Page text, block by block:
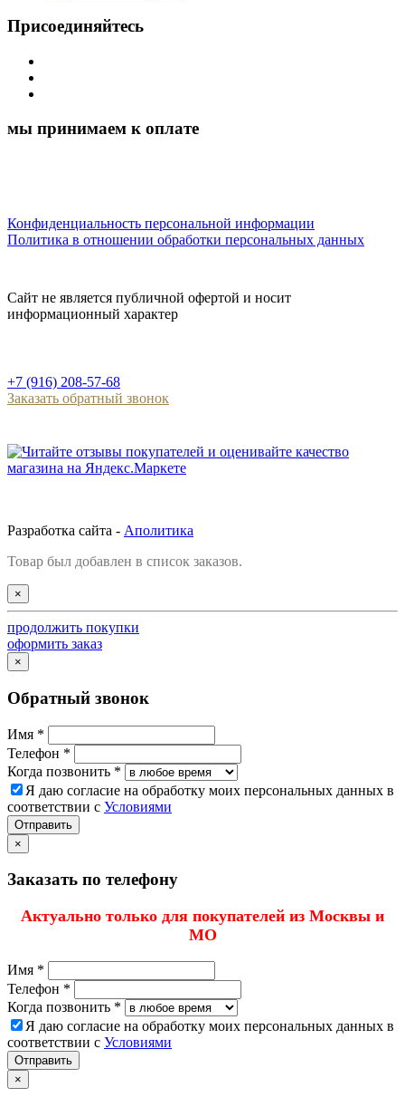
Присоединяйтесь
мы принимаем к оплате
Конфиденциальность персональной информации
Политика в отношении обработки персональных данных
Сайт не является публичной офертой и носит
информационный характер
+7 (916) 208-57-68
Заказать обратный звонок
Разработка сайта - Аполитика
Товар был добавлен в список заказов.
×
продолжить покупки
оформить заказ
×
Обратный звонок
Имя *
Телефон *
Когда позвонить *
Я даю согласие на обработку моих персональных данных в
соответствии с Условиями
Отправить
×
Заказать по телефону
Актуально только для покупателей из Москвы и
МО
Имя *
Телефон *
Когда позвонить *
Я даю согласие на обработку моих персональных данных в
соответствии с Условиями
Отправить
×